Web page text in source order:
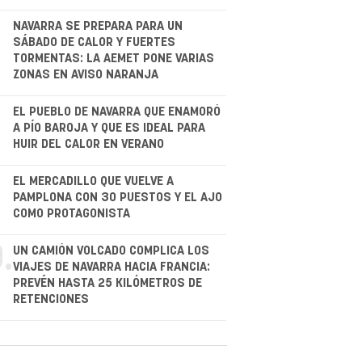
NAVARRA SE PREPARA PARA UN
SÁBADO DE CALOR Y FUERTES
TORMENTAS: LA AEMET PONE VARIAS
ZONAS EN AVISO NARANJA
EL PUEBLO DE NAVARRA QUE ENAMORÓ
A PÍO BAROJA Y QUE ES IDEAL PARA
HUIR DEL CALOR EN VERANO
EL MERCADILLO QUE VUELVE A
PAMPLONA CON 30 PUESTOS Y EL AJO
COMO PROTAGONISTA
UN CAMIÓN VOLCADO COMPLICA LOS
VIAJES DE NAVARRA HACIA FRANCIA:
PREVÉN HASTA 25 KILÓMETROS DE
RETENCIONES